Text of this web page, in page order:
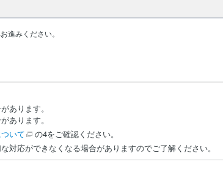
進みください。
あります。
あります。
いて
の4をご確認ください。
応ができなくなる場合がありますのでご了解ください。